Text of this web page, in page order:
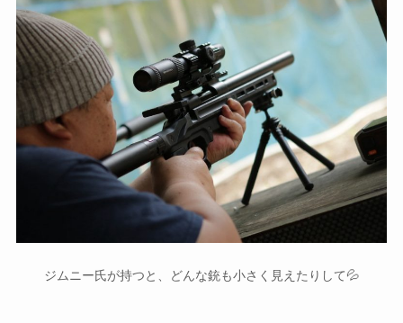
ジムニー氏が持つと、どんな銃も小さく見えたりして💦